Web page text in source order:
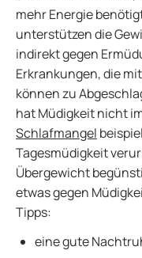
mehr Energie
unterstützen die
indirekt gegen
Erkrankungen, die
können zu
hat Müdigkeit nicht
Schlafmangel
Tagesmüdigkeit
Übergewicht
etwas gegen
Tipps:
eine gute